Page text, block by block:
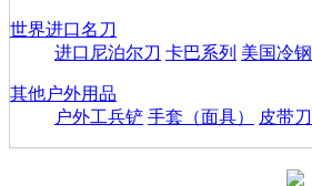
世界进口名刀
进口尼泊尔刀 卡巴系列 美国冷钢
其他户外用品
户外工兵铲 手套（面具） 皮带刀